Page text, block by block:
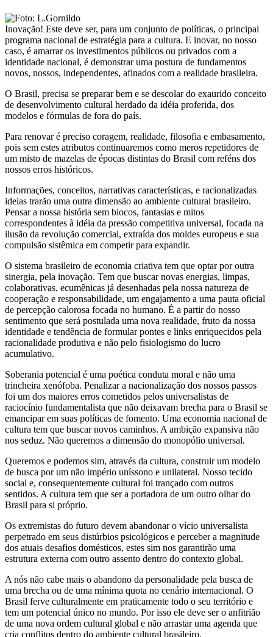
Inovação! Este deve ser, para um conjunto de políticas, o principal
programa nacional de estratégia para a cultura. E inovar, no nosso
caso, é amarrar os investimentos públicos ou privados com a
identidade nacional, é demonstrar uma postura de fundamentos
novos, nossos, independentes, afinados com a realidade brasileira.
O Brasil, precisa se preparar bem e se descolar do exaurido conceito
de desenvolvimento cultural herdado da idéia proferida, dos
modelos e fórmulas de fora do país.
Para renovar é preciso coragem, realidade, filosofia e embasamento,
pois sem estes atributos continuaremos como meros repetidores de
um misto de mazelas de épocas distintas do Brasil com reféns dos
nossos erros históricos.
Informações, conceitos, narrativas características, e racionalizadas
ideias trarão uma outra dimensão ao ambiente cultural brasileiro.
Pensar a nossa história sem biocos, fantasias e mitos
correspondentes à idéia da pressão competitiva universal, focada na
ilusão da revolução comercial, extraída dos moldes europeus e sua
compulsão sistêmica em competir para expandir.
O sistema brasileiro de economia criativa tem que optar por outra
sinergia, pela inovação. Tem que buscar novas energias, limpas,
colaborativas, ecumênicas já desenhadas pela nossa natureza de
cooperação e responsabilidade, um engajamento a uma pauta oficial
de percepção calorosa focada no humano. É a partir do nosso
sentimento que será postulada uma nova realidade, fruto da nossa
identidade e tendência de formular pontes e links enriquecidos pela
racionalidade produtiva e não pelo fisiologismo do lucro
acumulativo.
Soberania potencial é uma poética conduta moral e não uma
trincheira xenófoba. Penalizar a nacionalização dos nossos passos
foi um dos maiores erros cometidos pelos universalistas de
raciocínio fundamentalista que não deixavam brecha para o Brasil se
emancipar em suas políticas de fomento. Uma economia nacional de
cultura tem que buscar novos caminhos. A ambição expansiva não
nos seduz. Não queremos a dimensão do monopólio universal.
Queremos e podemos sim, através da cultura, construir um modelo
de busca por um não império uníssono e unilateral. Nosso tecido
social e, consequentemente cultural foi trançado com outros
sentidos. A cultura tem que ser a portadora de um outro olhar do
Brasil para si próprio.
Os extremistas do futuro devem abandonar o vício universalista
perpetrado em seus distúrbios psicológicos e perceber a magnitude
dos atuais desafios domésticos, estes sim nos garantirão uma
estrutura externa com outro assento dentro do contexto global.
A nós não cabe mais o abandono da personalidade pela busca de
uma brecha ou de uma mínima quota no cenário internacional. O
Brasil ferve culturalmente em praticamente todo o seu território e
tem um potencial único no mundo. Por isso ele deve ser o anfitrião
de uma nova ordem cultural global e não arrastar uma agenda que
cria conflitos dentro do ambiente cultural brasileiro.